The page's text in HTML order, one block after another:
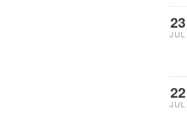
23
JUL
22
JUL